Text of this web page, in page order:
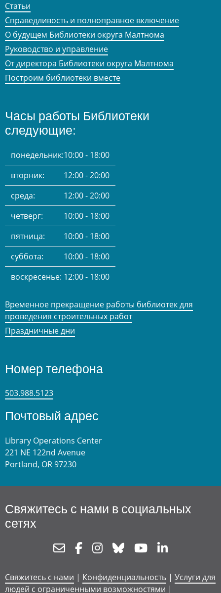
Статьи
Справедливость и полноправное включение
О будущем Библиотеки округа Малтнома
Руководство и управление
От директора Библиотеки округа Малтнома
Построим библиотеки вместе
Часы работы Библиотеки
следующие:
понедельник:10:00 - 18:00
вторник:
12:00 - 20:00
среда:
12:00 - 20:00
четверг:
10:00 - 18:00
пятница:
10:00 - 18:00
суббота:
10:00 - 18:00
воскресенье: 12:00 - 18:00
Временное прекращение работы библиотек для
проведения строительных работ
Праздничные дни
Номер телефона
503.988.5123
Почтовый адрес
Library Operations Center
221 NE 122nd Avenue
Portland, OR 97230
Свяжитесь с нами в социальных
сетях
NewsletterFacebookInstagram
Bluesky Youtube
Свяжитесь с нами | Конфиденциальность | Услуги для
людей с ограниченными возможностями |